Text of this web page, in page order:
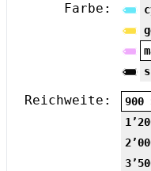
Farbe:
Reichweite:
900